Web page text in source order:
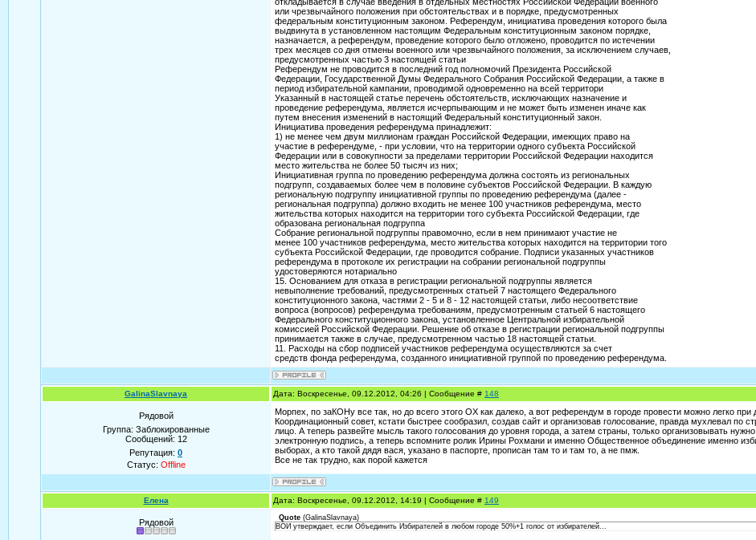
или чрезвычайного положения при обстоятельствах и в порядке, предусмотренных
федеральным конституционным законом. Референдум, инициатива проведения которого была
выдвинута в установленном настоящим Федеральным конституционным законом порядке,
назначается, а референдум, проведение которого было отложено, проводится по истечении
трех месяцев со дня отмены военного или чрезвычайного положения, за исключением случаев,
предусмотренных частью 3 настоящей статьи
Референдум не проводится в последний год полномочий Президента Российской
Федерации, Государственной Думы Федерального Собрания Российской Федерации, а также в
период избирательной кампании, проводимой одновременно на всей территори
Указанный в настоящей статье перечень обстоятельств, исключающих назначение и
проведение референдума, является исчерпывающим и не может быть изменен иначе как
путем внесения изменений в настоящий Федеральный конституционный закон.
Инициатива проведения референдума принадлежит:
1) не менее чем двум миллионам граждан Российской Федерации, имеющих право на
участие в референдуме, - при условии, что на территории одного субъекта Российской
Федерации или в совокупности за пределами территории Российской Федерации находится
место жительства не более 50 тысяч из них;
Инициативная группа по проведению референдума должна состоять из региональных
подгрупп, создаваемых более чем в половине субъектов Российской Федерации. В каждую
региональную подгруппу инициативной группы по проведению референдума (далее -
региональная подгруппа) должно входить не менее 100 участников референдума, место
жительства которых находится на территории того субъекта Российской Федерации, где
образована региональная подгруппа
Собрание региональной подгруппы правомочно, если в нем принимают участие не
менее 100 участников референдума, место жительства которых находится на территории того
субъекта Российской Федерации, где проводится собрание. Подписи указанных участников
референдума в протоколе их регистрации на собрании региональной подгруппы
удостоверяются нотариально
15. Основанием для отказа в регистрации региональной подгруппы является
невыполнение требований, предусмотренных статьей 7 настоящего Федерального
конституционного закона, частями 2 - 5 и 8 - 12 настоящей статьи, либо несоответствие
вопроса (вопросов) референдума требованиям, предусмотренным статьей 6 настоящего
Федерального конституционного закона, установленное Центральной избирательной
комиссией Российской Федерации. Решение об отказе в регистрации региональной подгруппы
принимается также в случае, предусмотренном частью 18 настоящей статьи.
11. Расходы на сбор подписей участников референдума осуществляются за счет
средств фонда референдума, созданного инициативной группой по проведению референдума.
GalinaSlavnaya Дата: Воскресенье, 09.12.2012, 04:26 | Сообщение # 148
Рядовой
Группа: Заблокированные
Сообщений: 12
Репутация: 0
Статус: Offline
Морпех, по заКОНу все так, но до всего этого ОХ как далеко, а вот референдум в городе провести можно легко при
Координационный совет, кстати быстрее сообразил, создав сайт и организовав голосование, правда мухлевал по
лицо. А теперь развейте мысль такого голосования до уровня города, а затем страны, только организовывать
электронную подпись, а теперь вспомните ролик Ирины Рохмани и именно Общественное объединение именно
выборах, а кто такой дядя вася, указано в паспорте, прописан там то и там то, а не пмж.
Все не так трудно, как порой кажется
Елена Дата: Воскресенье, 09.12.2012, 14:19 | Сообщение # 149
Рядовой Quote (GalinaSlavnaya)
ВОИ утверждает, если Объединить Избирателей в любом городе 50%+1 голос от избирателей...